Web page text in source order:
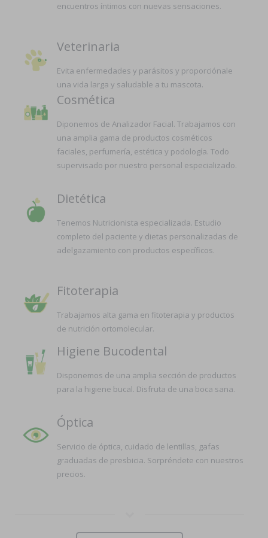
encuentros íntimos con nuevas sensaciones.
Veterinaria
Evita enfermedades y parásitos y proporciónale
una vida larga y saludable a tu mascota.
Cosmética
Diponemos de Analizador Facial. Trabajamos con
una amplia gama de productos cosméticos
faciales, perfumería, estética y podología. Todo
supervisado por nuestro personal especializado.
Dietética
Tenemos Nutricionista especializada. Estudio
completo del paciente y dietas personalizadas de
adelgazamiento con productos específicos.
Fitoterapia
Trabajamos alta gama en fitoterapia y productos
de nutrición ortomolecular.
Higiene Bucodental
Disponemos de una amplia sección de productos
para la higiene bucal. Disfruta de una boca sana.
Óptica
Servicio de óptica, cuidado de lentillas, gafas
graduadas de presbicia. Sorpréndete con nuestros
precios.